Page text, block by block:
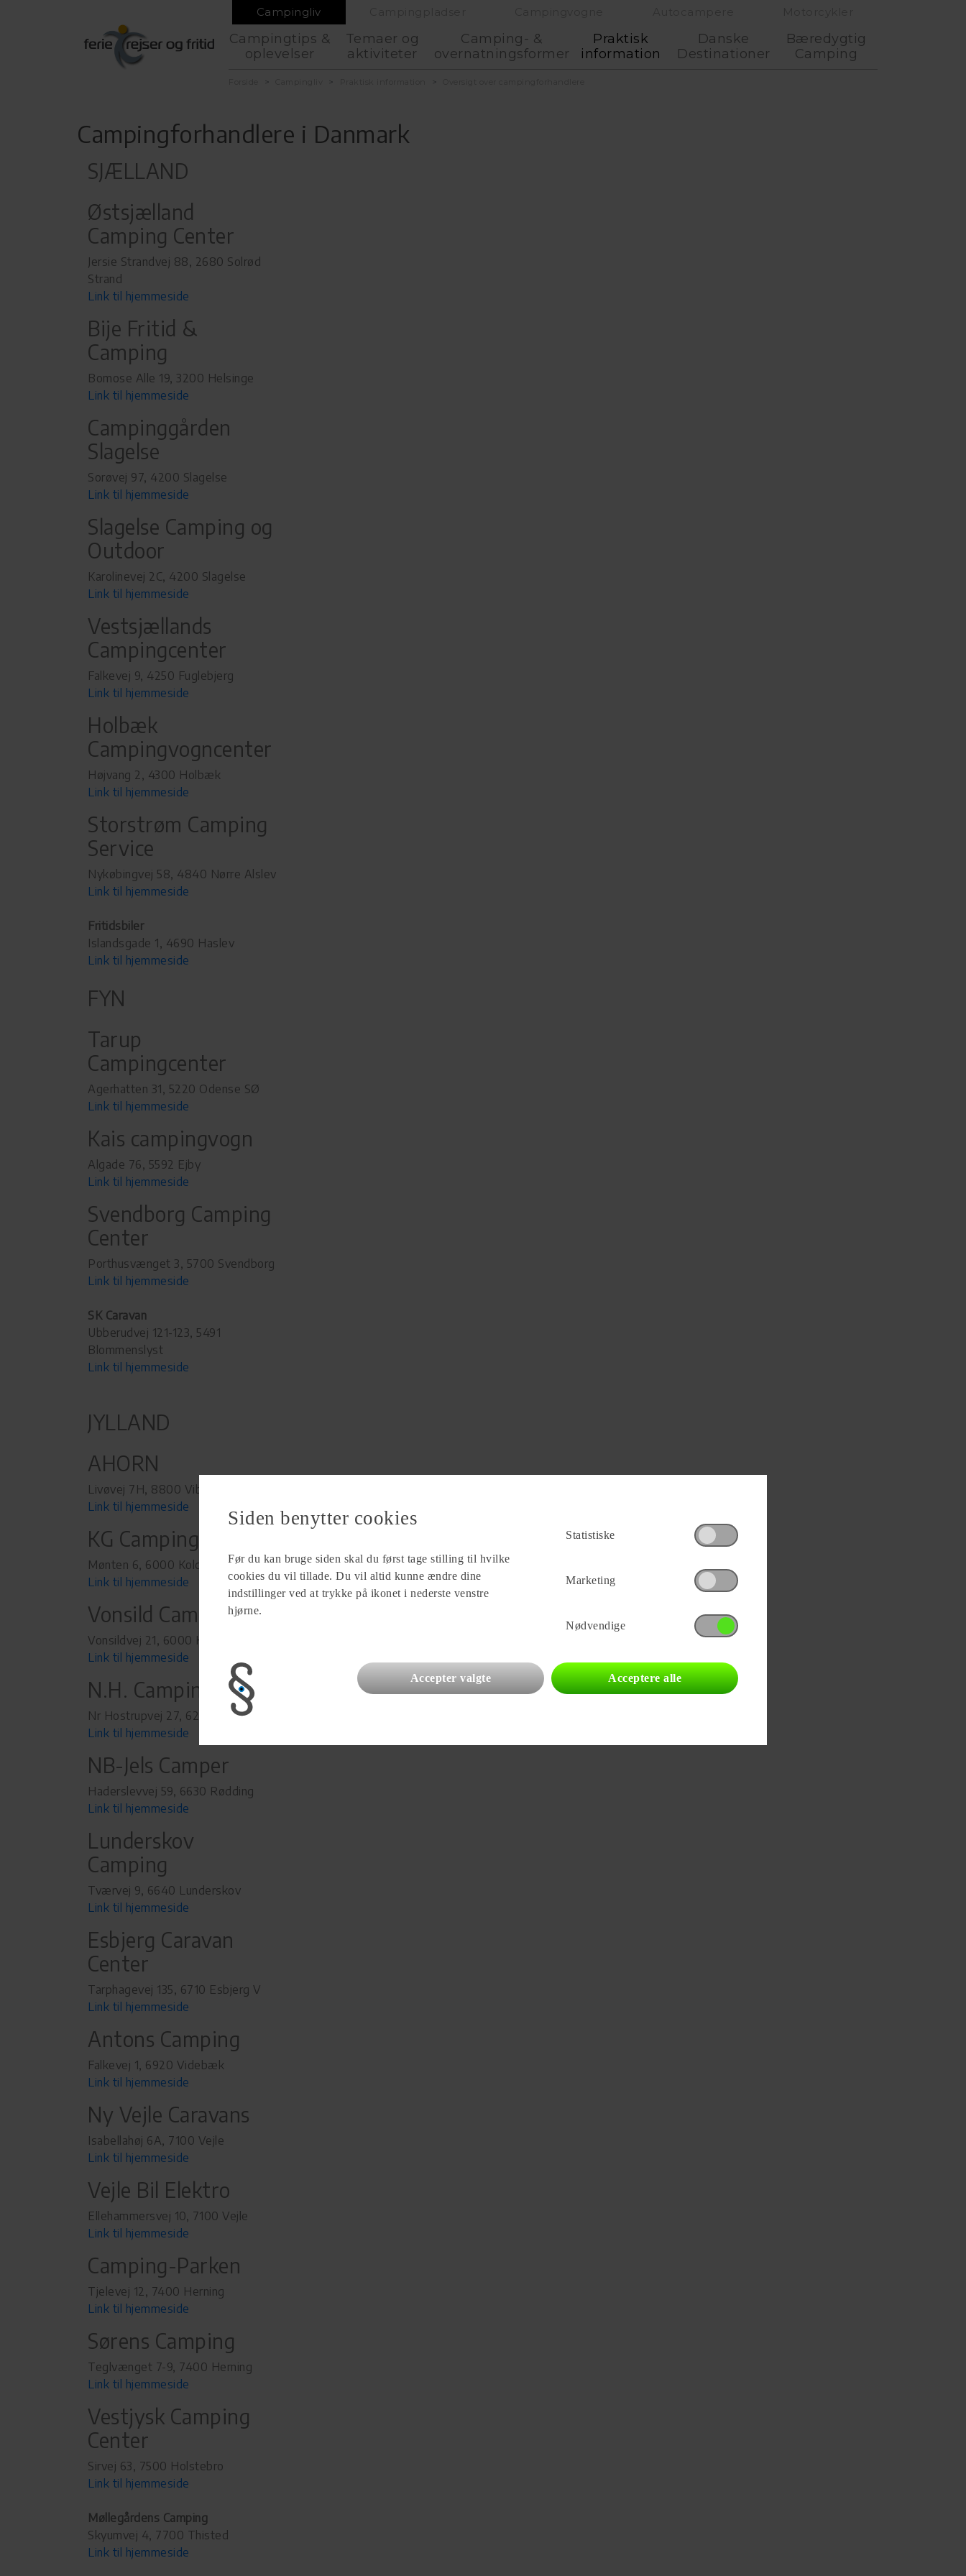
Campingliv
Campingtips &
oplevelser
Temaer og
aktiviteter
Camping- &
overnatningsformer
Praktisk
information
Danske
Destinationer
Bæredygtig
Camping
Campingforhandlere i Danmark
SJÆLLAND
Østsjælland
Camping Center
Jersie Strandvej 88, 2680 Solrød
Strand
Link til hjemmeside
Bije Fritid &
Camping
Bomose Alle 19, 3200 Helsinge
Link til hjemmeside
Campinggården
Slagelse
Sorøvej 97, 4200 Slagelse
Link til hjemmeside
Slagelse Camping og
Outdoor
Karolinevej 2C, 4200 Slagelse
Link til hjemmeside
Vestsjællands
Campingcenter
Falkevej 9, 4250 Fuglebjerg
Link til hjemmeside
Holbæk
Campingvogncenter
Højvang 2, 4300 Holbæk
Link til hjemmeside
Storstrøm Camping
Service
Nykøbingvej 58, 4840 Nørre Alslev
Link til hjemmeside
Fritidsbiler
Islandsgade 1, 4690 Haslev
Link til hjemmeside
FYN
Tarup
Campingcenter
Agerhatten 31, 5220 Odense SØ
Link til hjemmeside
Kais campingvogn
Algade 76, 5592 Ejby
Link til hjemmeside
Svendborg Camping
Center
Porthusvænget 3, 5700 Svendborg
Link til hjemmeside
SK Caravan
Ubberudvej 121-123, 5491
Blommenslyst
Link til hjemmeside
JYLLAND
AHORN
Livøvej 7H, 8800 Viborg
Link til hjemmeside
KG Camping
Mønten 6, 6000 Kolding
Link til hjemmeside
Vonsild Camping
Vonsildvej 21, 6000 Kolding
Link til hjemmeside
N.H. Camping
Nr Hostrupvej 27, 6230 Rødekro
Link til hjemmeside
NB-Jels Camper
Haderslevvej 59, 6630 Rødding
Link til hjemmeside
Lunderskov
Camping
Tværvej 9, 6640 Lunderskov
Link til hjemmeside
Esbjerg Caravan
Center
Tarphagevej 135, 6710 Esbjerg V
Link til hjemmeside
Antons Camping
Falkevej 1, 6920 Videbæk
Link til hjemmeside
Ny Vejle Caravans
Isabellahøj 6A, 7100 Vejle
Link til hjemmeside
Vejle Bil Elektro
Ellehammersvej 10, 7100 Vejle
Link til hjemmeside
Camping-Parken
Tjelevej 12, 7400 Herning
Link til hjemmeside
Sørens Camping
Teglvænget 7-9, 7400 Herning
Link til hjemmeside
Vestjysk Camping
Center
Sirvej 63, 7500 Holstebro
Link til hjemmeside
Møllegårdens Camping
Skyumvej 4, 7700 Thisted
Link til hjemmeside
Siden benytter cookies
Før du kan bruge siden skal du først tage stilling til hvilke
cookies du vil tillade. Du vil altid kunne ændre dine
indstillinger ved at trykke på ikonet i nederste venstre
hjørne.
Statistiske
Marketing
Nødvendige
Accepter valgte Acceptere alle